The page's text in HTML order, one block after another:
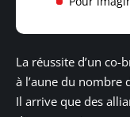
La réussite d’un
à l’aune du nombre
Il arrive que des